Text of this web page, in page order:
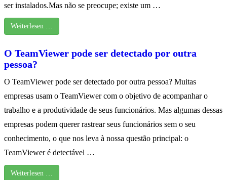
ser instalados.Mas não se preocupe; existe um …
Weiterlesen …
O TeamViewer pode ser detectado por outra
pessoa?
O TeamViewer pode ser detectado por outra pessoa? Muitas
empresas usam o TeamViewer com o objetivo de acompanhar o
trabalho e a produtividade de seus funcionários. Mas algumas dessas
empresas podem querer rastrear seus funcionários sem o seu
conhecimento, o que nos leva à nossa questão principal: o
TeamViewer é detectável …
Weiterlesen …